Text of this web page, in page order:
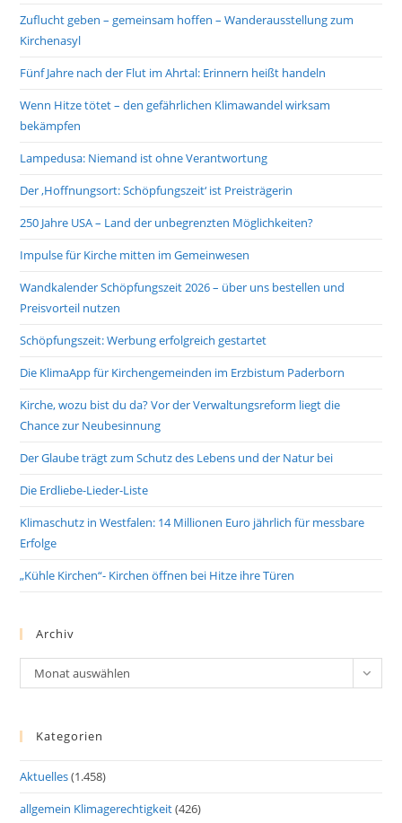
Zuflucht geben – gemeinsam hoffen – Wanderausstellung zum
Kirchenasyl
Fünf Jahre nach der Flut im Ahrtal: Erinnern heißt handeln
Wenn Hitze tötet – den gefährlichen Klimawandel wirksam
bekämpfen
Lampedusa: Niemand ist ohne Verantwortung
Der ‚Hoffnungsort: Schöpfungszeit‘ ist Preisträgerin
250 Jahre USA – Land der unbegrenzten Möglichkeiten?
Impulse für Kirche mitten im Gemeinwesen
Wandkalender Schöpfungszeit 2026 – über uns bestellen und
Preisvorteil nutzen
Schöpfungszeit: Werbung erfolgreich gestartet
Die KlimaApp für Kirchengemeinden im Erzbistum Paderborn
Kirche, wozu bist du da? Vor der Verwaltungsreform liegt die
Chance zur Neubesinnung
Der Glaube trägt zum Schutz des Lebens und der Natur bei
Die Erdliebe-Lieder-Liste
Klimaschutz in Westfalen: 14 Millionen Euro jährlich für messbare
Erfolge
„Kühle Kirchen“- Kirchen öffnen bei Hitze ihre Türen
Archiv
Archiv
Monat auswählen
Kategorien
Aktuelles(1.458)
allgemein Klimagerechtigkeit(426)